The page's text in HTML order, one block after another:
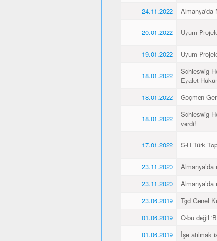
24.11.2022
Almanya'da
20.01.2022 Uyum
19.01.2022 Uyum
18.01.2022
Schleswig
Eyalet
18.01.2022
Göçmen
18.01.2022
Schleswig
verdi!
17.01.2022 S-H Türk
23.11.2020
Almanya’da
23.11.2020
Almanya’da
23.06.2019
Tgd Genel
01.06.2019
O-bu değil
01.06.2019
İşe atılmak